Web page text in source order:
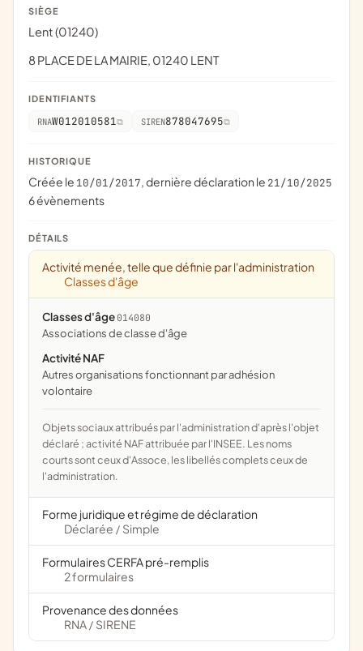
SIÈGE
Lent (01240)
8 PLACE DE LA MAIRIE, 01240 LENT
IDENTIFIANTS
RNAW012010581 SIREN878047695
HISTORIQUE
Créée le 10/01/2017, dernière déclaration le 21/10/2025
6 évènements
DÉTAILS
Activité menée, telle que définie par l'administration
Classes d'âge
Classes d'âge 014080
associations de classe d'âge
Activité NAF
Autres organisations fonctionnant par adhésion
volontaire
Objets sociaux attribués par l'administration d'après l'objet
déclaré ; activité NAF attribuée par l'INSEE. Les noms
courts sont ceux d'Assoce, les libellés complets ceux de
l'administration.
Forme juridique et régime de déclaration
Déclarée / Simple
Formulaires CERFA pré-remplis
2 formulaires
Provenance des données
RNA / SIRENE